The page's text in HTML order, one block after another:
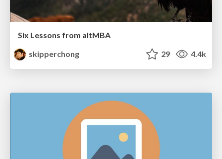
Six Lessons from altMBA
skipperchong
29 4.4k